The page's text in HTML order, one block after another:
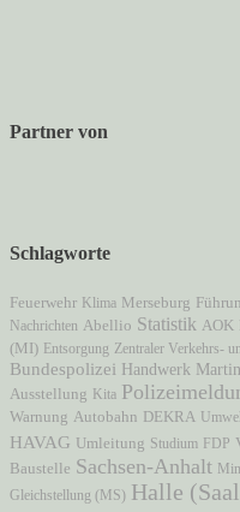
Partner von
Schlagworte
Feuerwehr Klima Merseburg
Nachrichten Abellio Statistik AOK
(MI) Entsorgung Zentraler Verkehrs-
Bundespolizei Handwerk
Ausstellung Kita
Warnung Autobahn DEKRA
HAVAG Umleitung Studium FDP
Baustelle Sachsen-Anhalt
Gleichstellung (MS) Halle